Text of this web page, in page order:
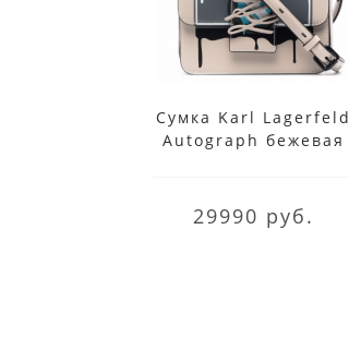
Сумка Karl Lagerfeld
Autograph бежевая
29990 руб.